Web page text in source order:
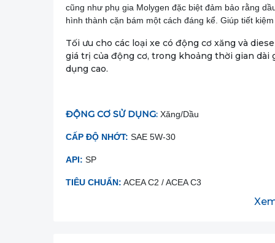
cũng như phụ gia Molygen đặc biệt đảm bảo rằng
hình thành cặn bám một cách đáng kể. Giúp tiết
Tối ưu cho các loại xe có động cơ xăng và
giá trị của động cơ, trong khoảng thời gian dài
dụng cao.
ĐỘNG CƠ SỬ DỤNG: Xăng/Dầu
CẤP ĐỘ NHỚT: SAE 5W-30
API: SP
TIÊU CHUẨN: ACEA C2 / ACEA C3